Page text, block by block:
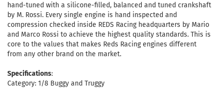
hand-tuned with a silicone-filled, balanced and tuned crankshaft
by M. Rossi. Every single engine is hand inspected and
compression checked inside REDS Racing headquarters by Mario
and Marco Rossi to achieve the highest quality standards. This is
core to the values that makes Reds Racing engines different
from any other brand on the market.
Specifications:
Category: 1/8 Buggy and Truggy